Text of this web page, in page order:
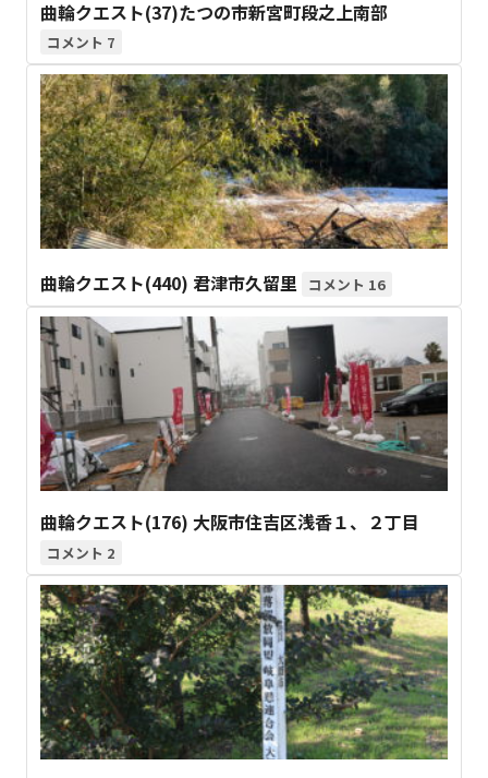
曲輪クエスト(37)たつの市新宮町段之上南部
7
曲輪クエスト(440) 君津市久留里 16
曲輪クエスト(176) 大阪市住吉区浅香１、２丁目
2